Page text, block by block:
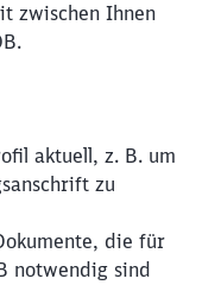
zwischen Ihnen
aktuell, z. B. um
zu
die für
notwendig sind